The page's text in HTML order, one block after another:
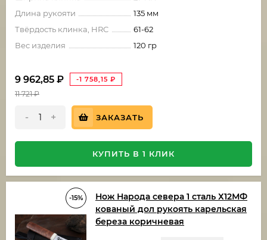
Длина рукояти
135 мм
Твёрдость клинка, HRC
61-62
Вес изделия
120 гр
9 962,85 ₽ -1 758,15 ₽
11 721₽
- + ЗАКАЗАТЬ
КУПИТЬ В 1 КЛИК
-15%
Нож Народа севера 1 сталь Х12МФ
кованый дол рукоять карельская
береза коричневая